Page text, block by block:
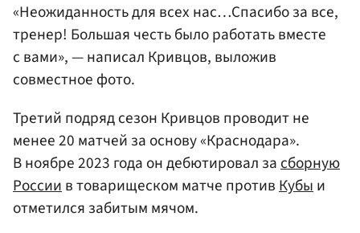
«Неожиданность для всех нас…Спасибо за все,
тренер! Большая честь было работать вместе
с вами», — написал Кривцов, выложив
совместное фото.
Третий подряд сезон Кривцов проводит не
менее 20 матчей за основу «Краснодара».
В ноябре 2023 года он дебютировал за сборную
России в товарищеском матче против Кубы и
отметился забитым мячом.